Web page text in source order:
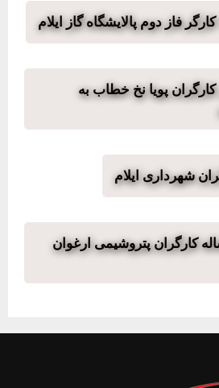
پویا نخ خطاب به
شهرداری ایلام
کارگران پتروشیمی ارغوان